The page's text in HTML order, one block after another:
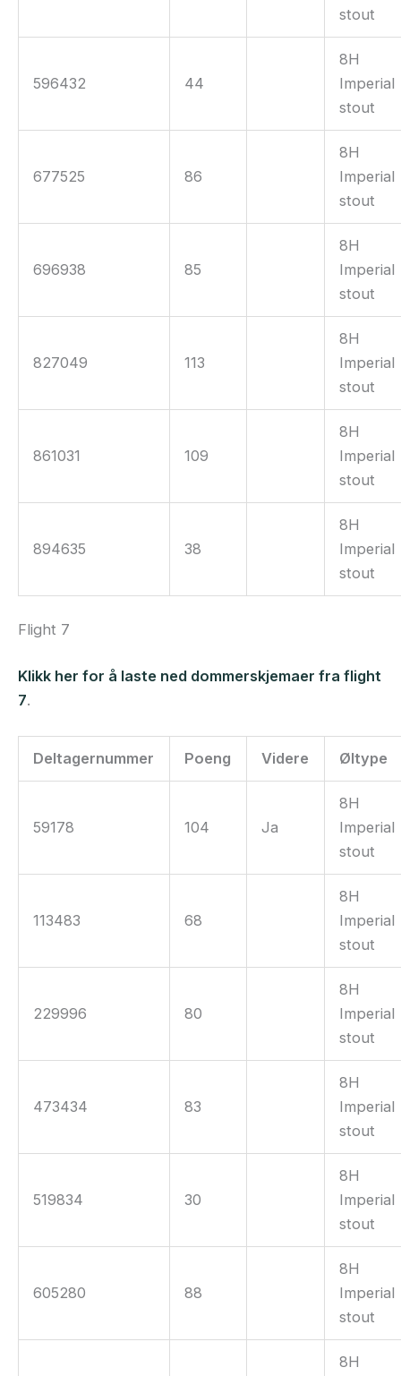
stout
596432 44
8H
Imperial
stout
677525 86
8H
Imperial
stout
696938 85
8H
Imperial
stout
827049 113
8H
Imperial
stout
861031 109
8H
Imperial
stout
894635 38
8H
Imperial
stout
Flight 7
Klikk her for å laste ned dommerskjemaer fra flight
7.
Deltagernummer Poeng Videre Øltype
59178 104 Ja
8H
Imperial
stout
113483 68
8H
Imperial
stout
229996 80
8H
Imperial
stout
473434 83
8H
Imperial
stout
519834 30
8H
Imperial
stout
605280 88
8H
Imperial
stout
8H